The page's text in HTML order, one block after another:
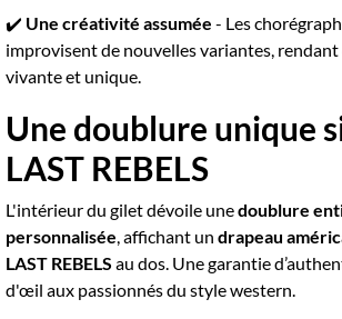
✔️ Une créativité assumée - Les
improvisent de nouvelles variantes, rendant
vivante et unique.
Une doublure unique
LAST REBELS
L'intérieur du gilet dévoile unedoublure
personnalisée, affichant un drapeau
LAST REBELS au dos. Une garantie
d'œil aux passionnés du style western.